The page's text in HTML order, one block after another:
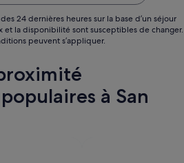
24 dernières heures sur la base d’un séjour
et la disponibilité sont susceptibles de changer.
peuvent s’appliquer.
à San